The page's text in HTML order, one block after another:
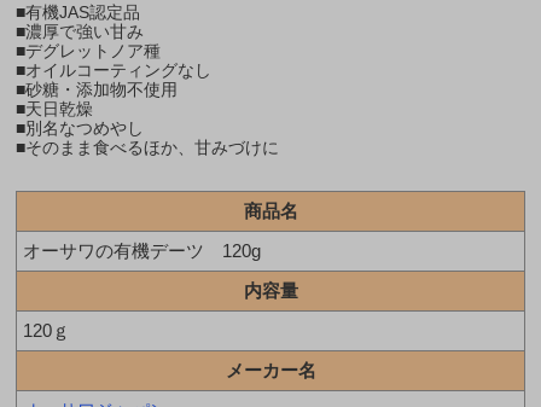
■有機JAS認定品
■濃厚で強い甘み
■デグレットノア種
■オイルコーティングなし
■砂糖・添加物不使用
■天日乾燥
■別名なつめやし
■そのまま食べるほか、甘みづけに
商品名
オーサワの有機デーツ 120g
内容量
120ｇ
メーカー名